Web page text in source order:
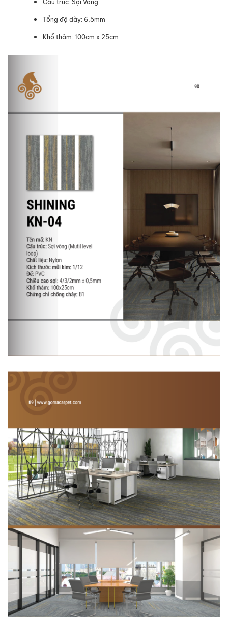
Cấu trúc: Sợi Vòng
Tổng độ dày: 6,5mm
Khổ thảm: 100cm x 25cm